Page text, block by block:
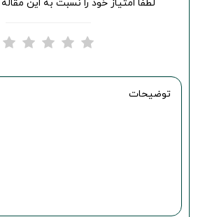
لطفا امتیاز خود را نسبت به این